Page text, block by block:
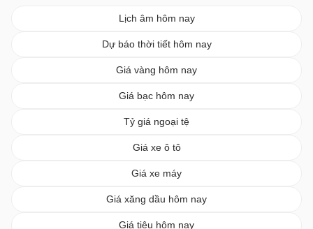
Lịch âm hôm nay
Dự báo thời tiết hôm nay
Giá vàng hôm nay
Giá bạc hôm nay
Tỷ giá ngoại tệ
Giá xe ô tô
Giá xe máy
Giá xăng dầu hôm nay
Giá tiêu hôm nay